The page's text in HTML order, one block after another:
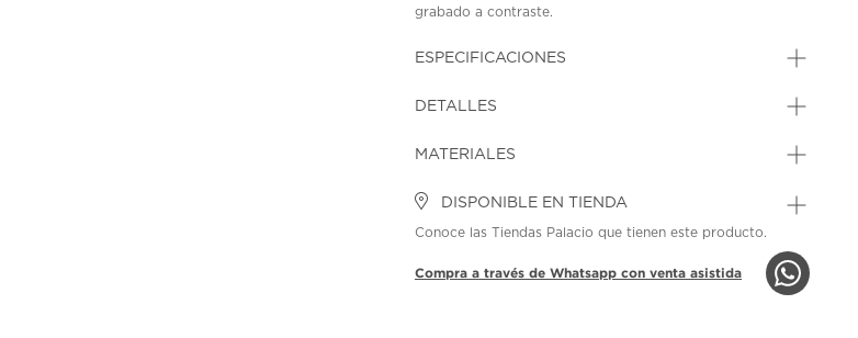
grabado a contraste.
ESPECIFICACIONES
DETALLES
MATERIALES
DISPONIBLE EN TIENDA
Conoce las Tiendas Palacio que tienen este producto.
Compra a través de Whatsapp con venta asistida